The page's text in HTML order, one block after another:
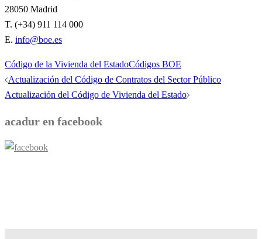
28050 Madrid
T. (+34) 911 114 000
E. info@boe.es
Código de la Vivienda del EstadoCódigos BOE
Navegación
de
Actualización del Código de Contratos del Sector Público
Actualización del Código de Vivienda del Estado
acadur en facebook